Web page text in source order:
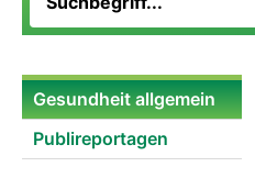
Gesundheit allgemein
Publireportagen